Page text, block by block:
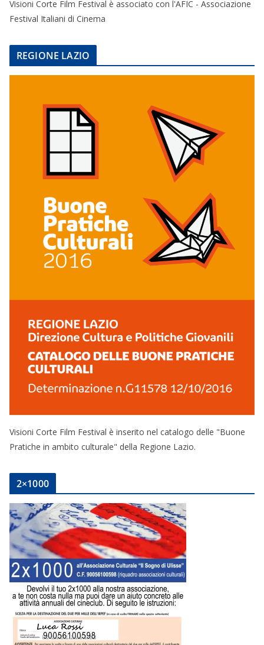
Visioni Corte Film Festival è associato con l'AFIC - Associazione
Festival Italiani di Cinema
REGIONE LAZIO
Visioni Corte Film Festival è inserito nel catalogo delle "Buone
Pratiche in ambito culturale" della Regione Lazio.
2×1000